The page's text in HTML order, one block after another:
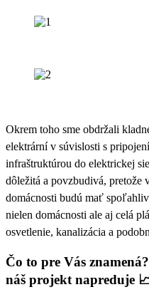
Okrem toho sme obdržali
elektrární v súvislosti s
infraštruktúrou do elektrickej
dôležitá a povzbudivá, pretože
domácnosti budú mať
nielen domácnosti ale aj celá
osvetlenie, kanalizácia a
Čo to pre Vás
náš projekt napreduje